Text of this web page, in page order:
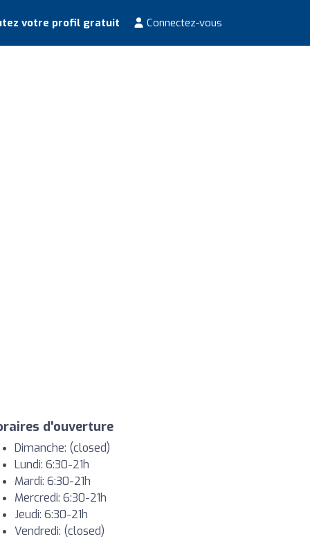
votre profil gratuit Connectez-vous
d'ouverture
Dimanche: (closed)
Lundi: 6:30-21h
Mardi: 6:30-21h
Mercredi: 6:30-21h
Jeudi: 6:30-21h
Vendredi: (closed)